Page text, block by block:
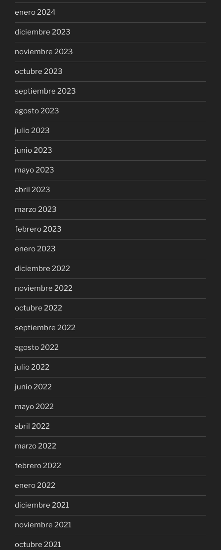
enero 2024
diciembre 2023
noviembre 2023
octubre 2023
septiembre 2023
agosto 2023
julio 2023
junio 2023
mayo 2023
abril 2023
marzo 2023
febrero 2023
enero 2023
diciembre 2022
noviembre 2022
octubre 2022
septiembre 2022
agosto 2022
julio 2022
junio 2022
mayo 2022
abril 2022
marzo 2022
febrero 2022
enero 2022
diciembre 2021
noviembre 2021
octubre 2021